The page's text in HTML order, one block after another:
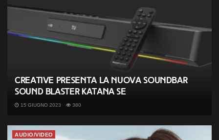
Creative presenta la nuova soundbar
Sound Blaster Katana SE
15 GIUGNO 2023 380
AUDIO/VIDEO